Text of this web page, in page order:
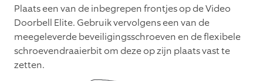
Plaats een van de inbegrepen frontjes op de Video
Doorbell Elite. Gebruik vervolgens een van de
meegeleverde beveiligingsschroeven en de flexibele
schroevendraaierbit om deze op zijn plaats vast te
zetten.